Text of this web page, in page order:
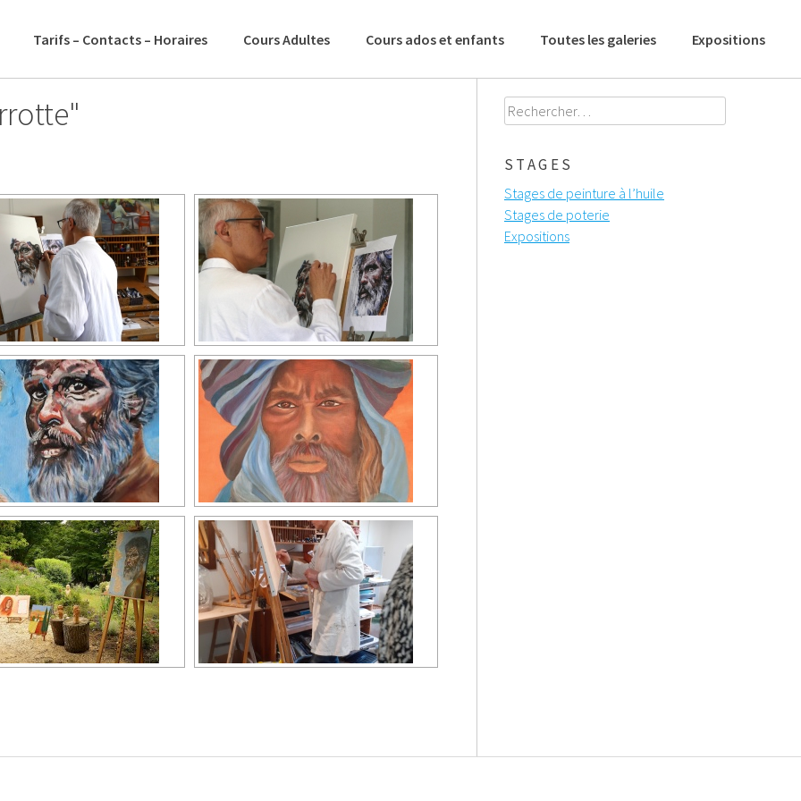
Tarifs – Contacts – Horaires Cours Adultes Cours ados et enfants Toutes les galeries Expositions
Rechercher :
STAGES
Stages de peinture à l’huile
Stages de poterie
Expositions